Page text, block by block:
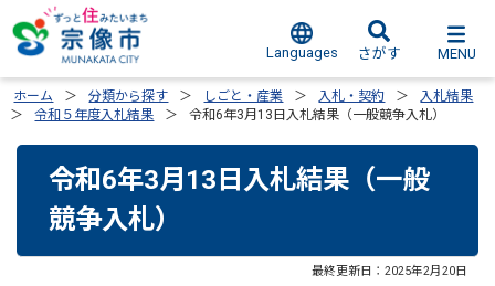
Languages さがす MENU
ホーム 分類から探す しごと・産業 入札・契約
入札結果
令和５年度入札結果
令和6年3月13日入札結果（一般競争入札）
令和6年3月13日入札結果（一般
競争入札）
最終更新日： 2025年2月20日